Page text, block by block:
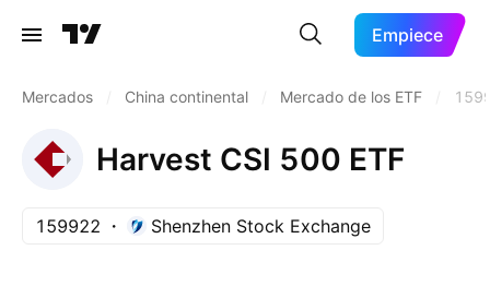
Empiece
Mercados China continental Mercado de los ETF
Harvest CSI 500 ETF
159922 Shenzhen Stock Exchange